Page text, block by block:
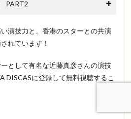
PART2
演技力と、香港のスターとの共演
れています！
として有名な近藤真彦さんの演技
DISCASに登録して無料視聴するこ